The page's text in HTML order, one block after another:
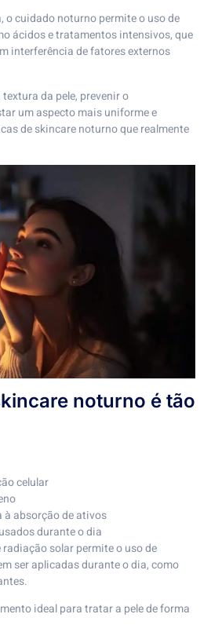
o cuidado noturno permite o uso de
ácidos e tratamentos intensivos, que
interferência de fatores externos
da pele, prevenir o
um aspecto mais uniforme e
de skincare noturno que realmente
noturno é tão
celular
à absorção de ativos
durante o dia
solar permite o uso de
ser aplicadas durante o dia, como
ideal para tratar a pele de forma